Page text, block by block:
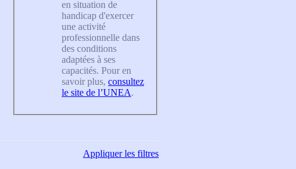
en situation de
handicap d'exercer
une activité
professionnelle dans
des conditions
adaptées à ses
capacités. Pour en
savoir plus, consultez
le site de l’UNEA.
Appliquerles filtres